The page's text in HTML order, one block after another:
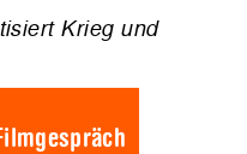
Krieg und